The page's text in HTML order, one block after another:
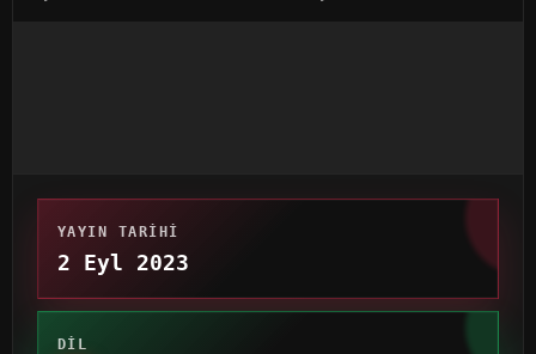
YAYIN TARIHI
2 Eyl 2023
DIL